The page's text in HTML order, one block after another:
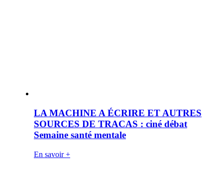
LA MACHINE A ÉCRIRE ET AUTRES
SOURCES DE TRACAS : ciné débat
Semaine santé mentale
En savoir +